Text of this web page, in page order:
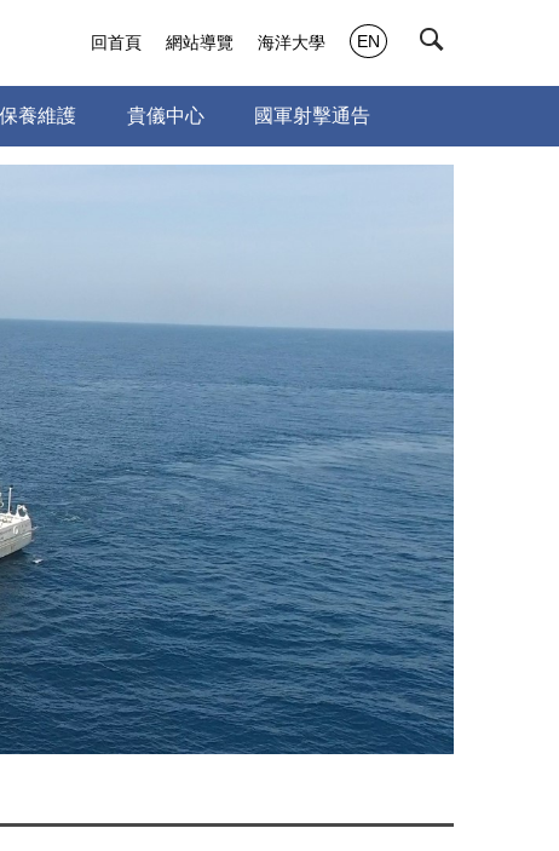
保養維護 貴儀中心 國軍射擊通告
回首頁 網站導覽 海洋大學 EN